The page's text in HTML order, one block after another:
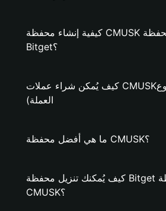
كيفية إنشاء محفظة CMUSK على محفظة
Bitget؟
كيف يُمكن شراء عملات CMUSK؟ (فقط لمشروع
العملة)
ما هي أفضل محفظة CMUSK؟
كيف يُمكنك تنزيل محفظة Bitget وإنشاء محفظة
CMUSK؟